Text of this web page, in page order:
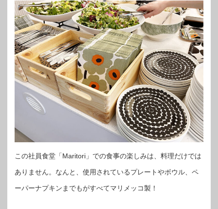
この社員食堂「Maritori」での食事の楽しみは、料理だけでは
ありません。なんと、使用されているプレートやボウル、ペ
ーパーナプキンまでもがすべてマリメッコ製！